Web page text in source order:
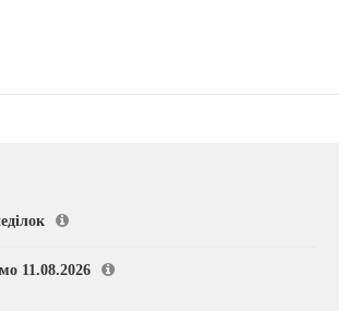
11.08.2026